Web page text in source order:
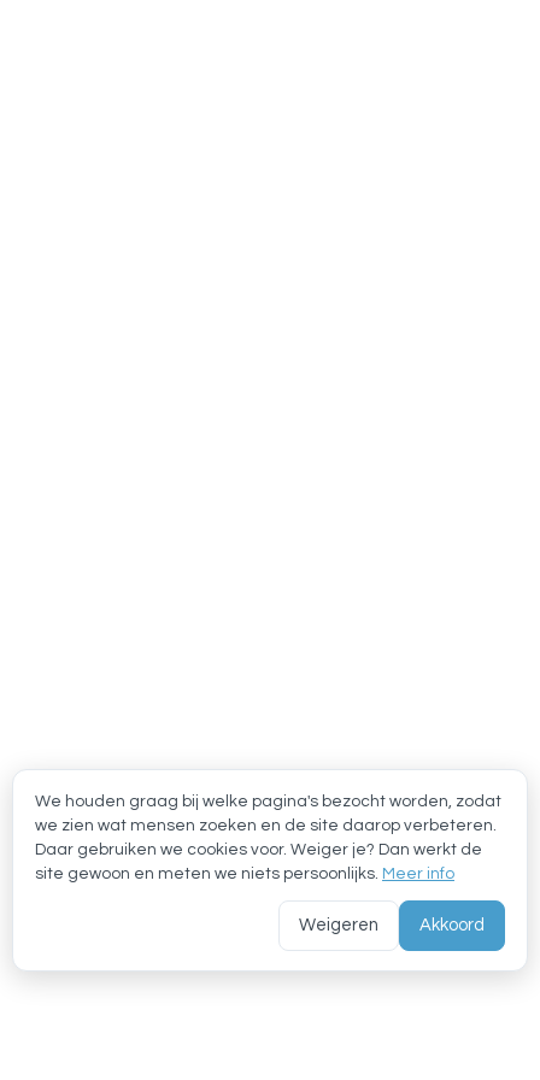
We houden graag bij welke pagina's bezocht worden, zodat
we zien wat mensen zoeken en de site daarop verbeteren.
Daar gebruiken we cookies voor. Weiger je? Dan werkt de
site gewoon en meten we niets persoonlijks. Meer info
Weigeren Akkoord